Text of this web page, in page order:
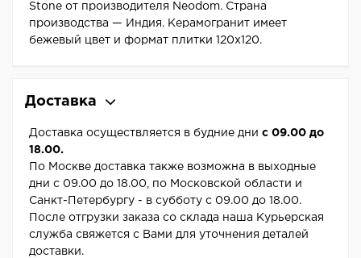
Stone от производителя Neodom. Страна
производства — Индия. Керамогранит имеет
бежевый цвет и формат плитки 120x120.
Доставка
Доставка осуществляется в будние дни с 09.00 до
18.00.
По Москве доставка также возможна в выходные
дни с 09.00 до 18.00, по Московской области и
Санкт-Петербургу - в субботу с 09.00 до 18.00.
После отгрузки заказа со склада наша Курьерская
служба свяжется с Вами для уточнения деталей
доставки.